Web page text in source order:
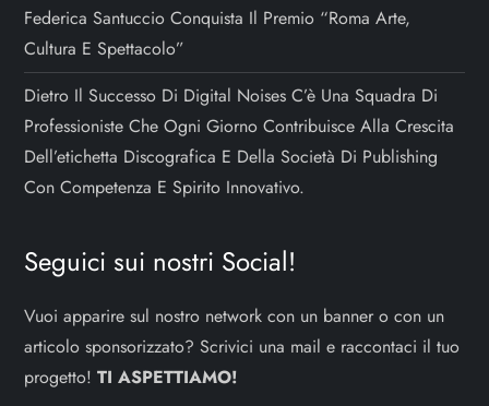
Federica Santuccio Conquista Il Premio “Roma Arte,
Cultura E Spettacolo”
Dietro Il Successo Di Digital Noises C’è Una Squadra Di
Professioniste Che Ogni Giorno Contribuisce Alla Crescita
Dell’etichetta Discografica E Della Società Di Publishing
Con Competenza E Spirito Innovativo.
Seguici sui nostri Social!
Vuoi apparire sul nostro network con un banner o con un
articolo sponsorizzato? Scrivici una mail e raccontaci il tuo
progetto!TI ASPETTIAMO!